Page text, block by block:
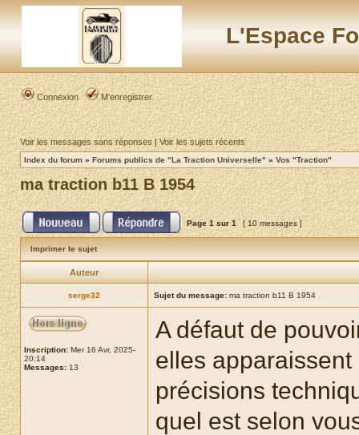
L'Espace
Connexion M’enregistrer
Voir les messages sans réponses|Voir les sujets récents
Index du forum » Forums publics de "La Traction Universelle" » Vos "Traction"
ma traction b11 B 1954
Page1sur1 [ 10 messages ]
Imprimer le sujet
Auteur
serge32 Sujet du message: ma traction b11 B 1954
Inscription: Mer 16 Avr, 2025-
20:14
Messages: 13
A défaut de
elles
précisions
quel est selon